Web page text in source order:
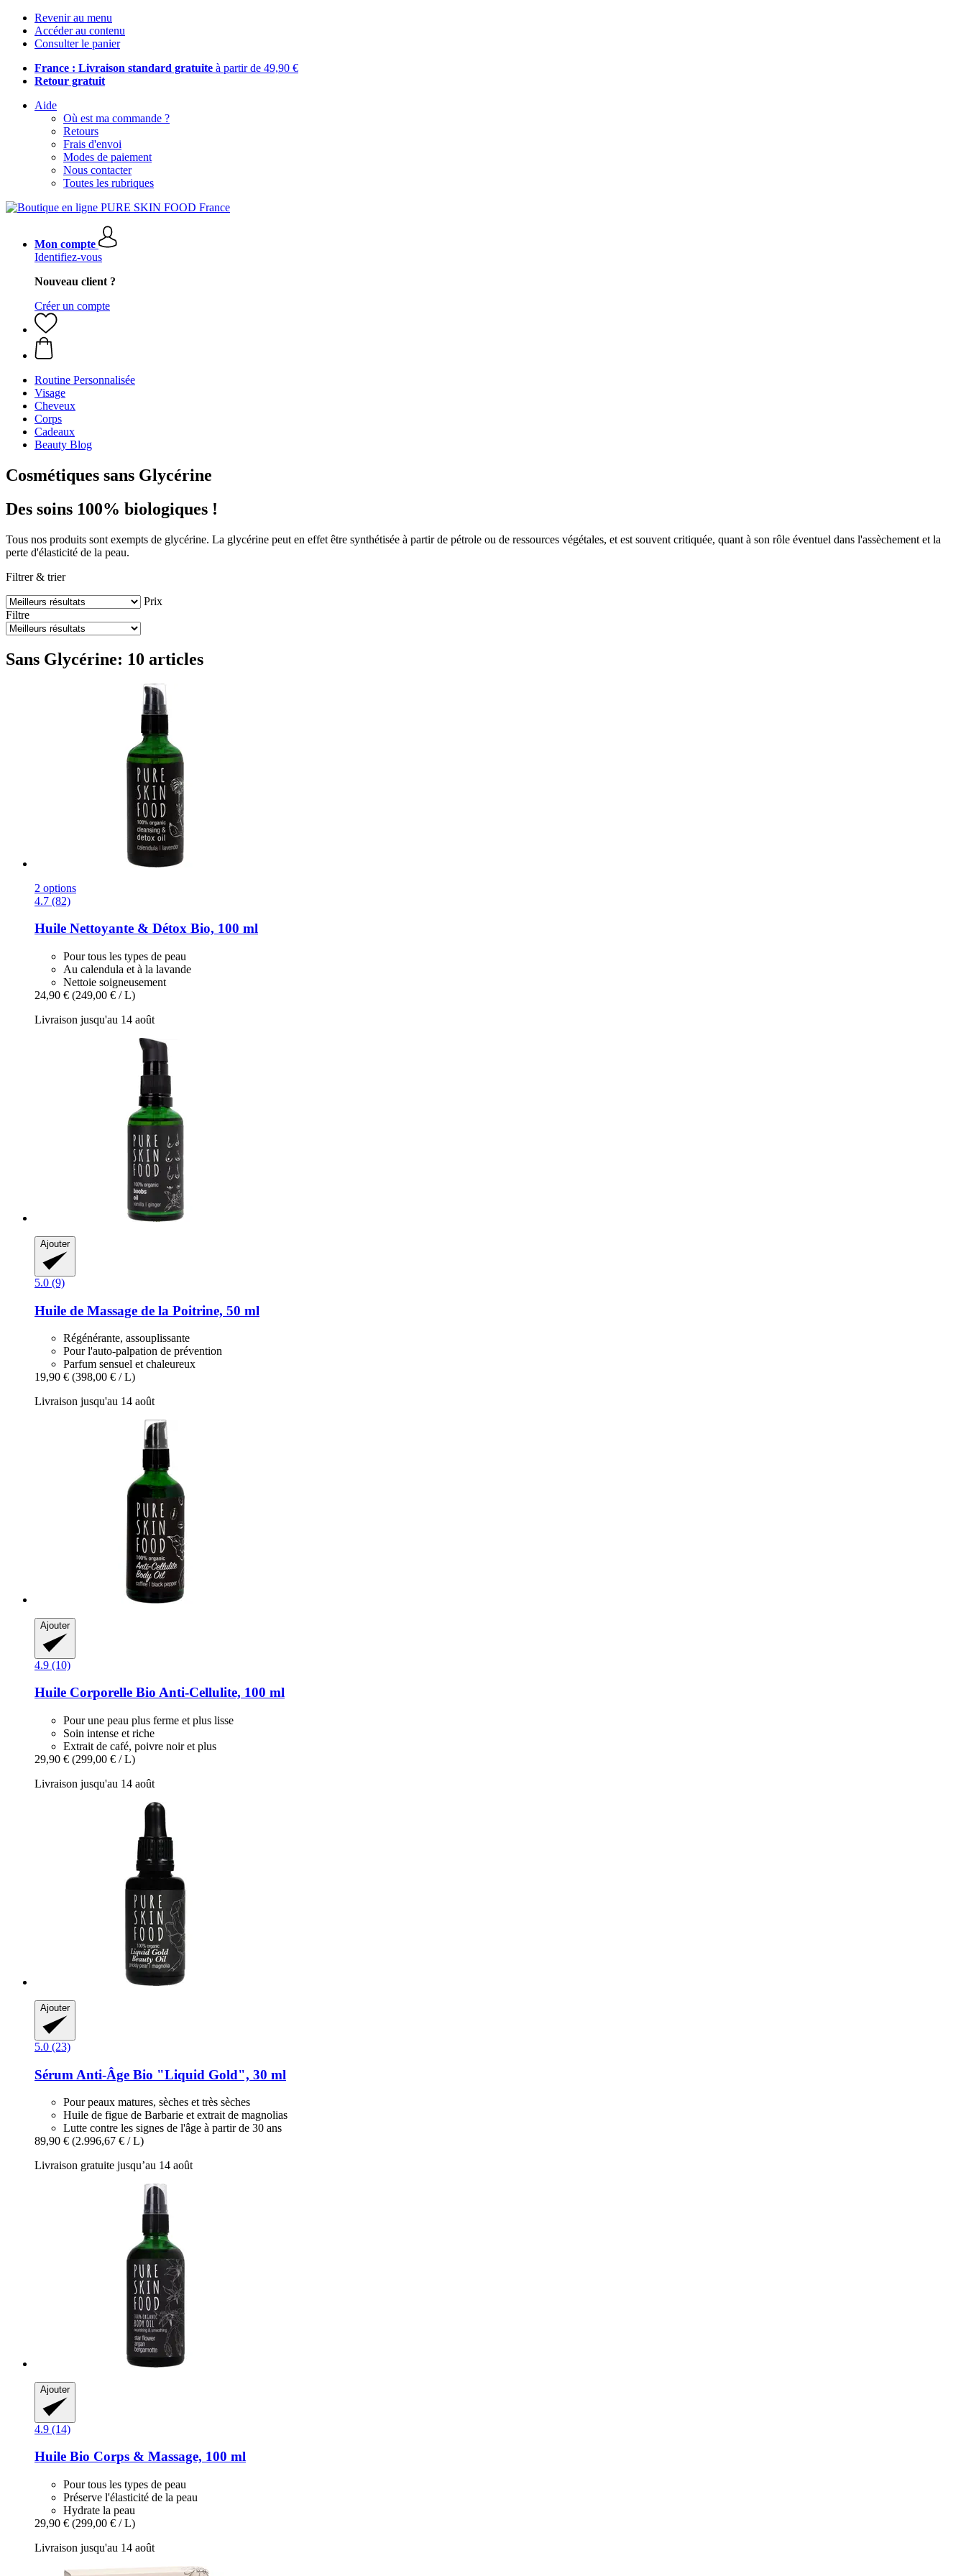
Revenir au menu
Accéder au contenu
Consulter le panier
France : Livraison standard gratuite à partir de 49,90 €
Retour gratuit
Aide
Où est ma commande ?
Retours
Frais d'envoi
Modes de paiement
Nous contacter
Toutes les rubriques
Mon compte
Identifiez-vous
Nouveau client ?
Créer un compte
Routine Personnalisée
Visage
Cheveux
Corps
Cadeaux
Beauty Blog
Cosmétiques sans Glycérine
Des soins 100% biologiques !
Tous nos produits sont exempts de glycérine. La glycérine peut en effet être synthétisée à partir de pétrole ou de ressources végétales, et est souvent critiquée, quant à son rôle éventuel dans l'assèchement et la
perte d'élasticité de la peau.
Filtrer & trier
Prix
Filtre
Sans Glycérine: 10 articles
2 options
4.7 (82)
Huile Nettoyante & Détox Bio, 100 ml
Pour tous les types de peau
Au calendula et à la lavande
Nettoie soigneusement
24,90 € (249,00 € / L)
Livraison jusqu'au 14 août
Ajouter
5.0 (9)
Huile de Massage de la Poitrine, 50 ml
Régénérante, assouplissante
Pour l'auto-palpation de prévention
Parfum sensuel et chaleureux
19,90 € (398,00 € / L)
Livraison jusqu'au 14 août
Ajouter
4.9 (10)
Huile Corporelle Bio Anti-​Cellulite, 100 ml
Pour une peau plus ferme et plus lisse
Soin intense et riche
Extrait de café, poivre noir et plus
29,90 € (299,00 € / L)
Livraison jusqu'au 14 août
Ajouter
5.0 (23)
Sérum Anti-​Âge Bio "Liquid Gold", 30 ml
Pour peaux matures, sèches et très sèches
Huile de figue de Barbarie et extrait de magnolias
Lutte contre les signes de l'âge à partir de 30 ans
89,90 € (2.996,67 € / L)
Livraison gratuite jusqu’au 14 août
Ajouter
4.9 (14)
Huile Bio Corps & Massage, 100 ml
Pour tous les types de peau
Préserve l'élasticité de la peau
Hydrate la peau
29,90 € (299,00 € / L)
Livraison jusqu'au 14 août